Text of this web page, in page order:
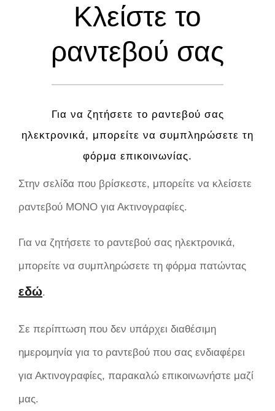
Κλείστε το
ραντεβού σας
Για να ζητήσετε το ραντεβού σας
ηλεκτρονικά, μπορείτε να συμπληρώσετε τη
φόρμα επικοινωνίας.
Στην σελίδα που βρίσκεστε, μπορείτε να κλείσετε
ραντεβού ΜΟΝΟ για Ακτινογραφίες.
Για να ζητήσετε το ραντεβού σας ηλεκτρονικά,
μπορείτε να συμπληρώσετε τη φόρμα πατώντας
εδώ.
Σε περίπτωση που δεν υπάρχει διαθέσιμη
ημερομηνία για το ραντεβού που σας ενδιαφέρει
για Ακτινογραφίες, παρακαλώ επικοινωνήστε μαζί
μας.